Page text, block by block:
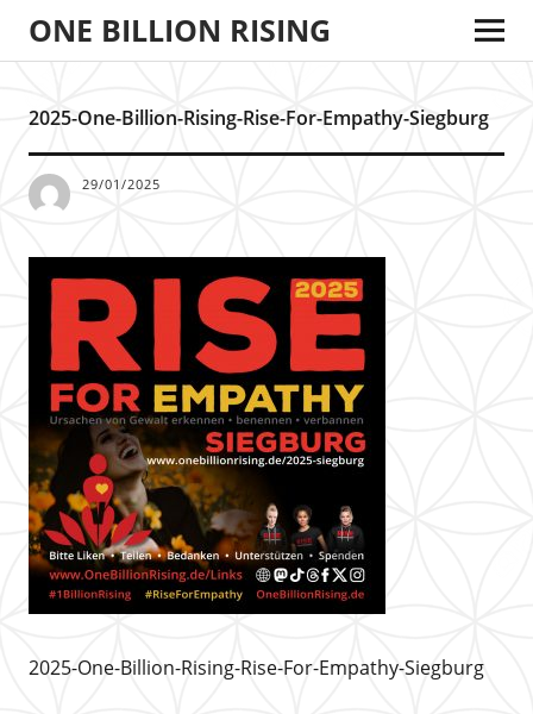
ONE BILLION RISING
2025-One-Billion-Rising-Rise-For-Empathy-Siegburg
29/01/2025
2025-One-Billion-Rising-Rise-For-Empathy-Siegburg